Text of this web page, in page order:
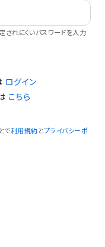
れにくいパスワードを入力
ログイン
こちら
で利用規約 とプライバシーポ